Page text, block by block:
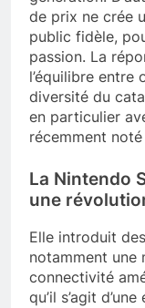
de prix ne crée
public fidèle,
passion. La
l’équilibre entre
diversité du
en particulier
récemment
La Nintendo
une
Elle introduit
notamment une
connectivité
qu’il s’agit